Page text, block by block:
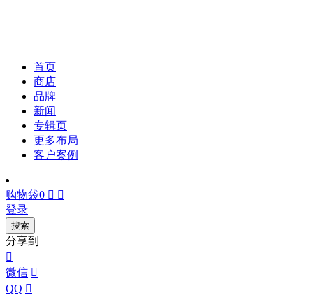
首页
商店
品牌
新闻
专辑页
更多布局
客户案例
购物袋0  
登录
搜索
分享到

微信 
QQ 